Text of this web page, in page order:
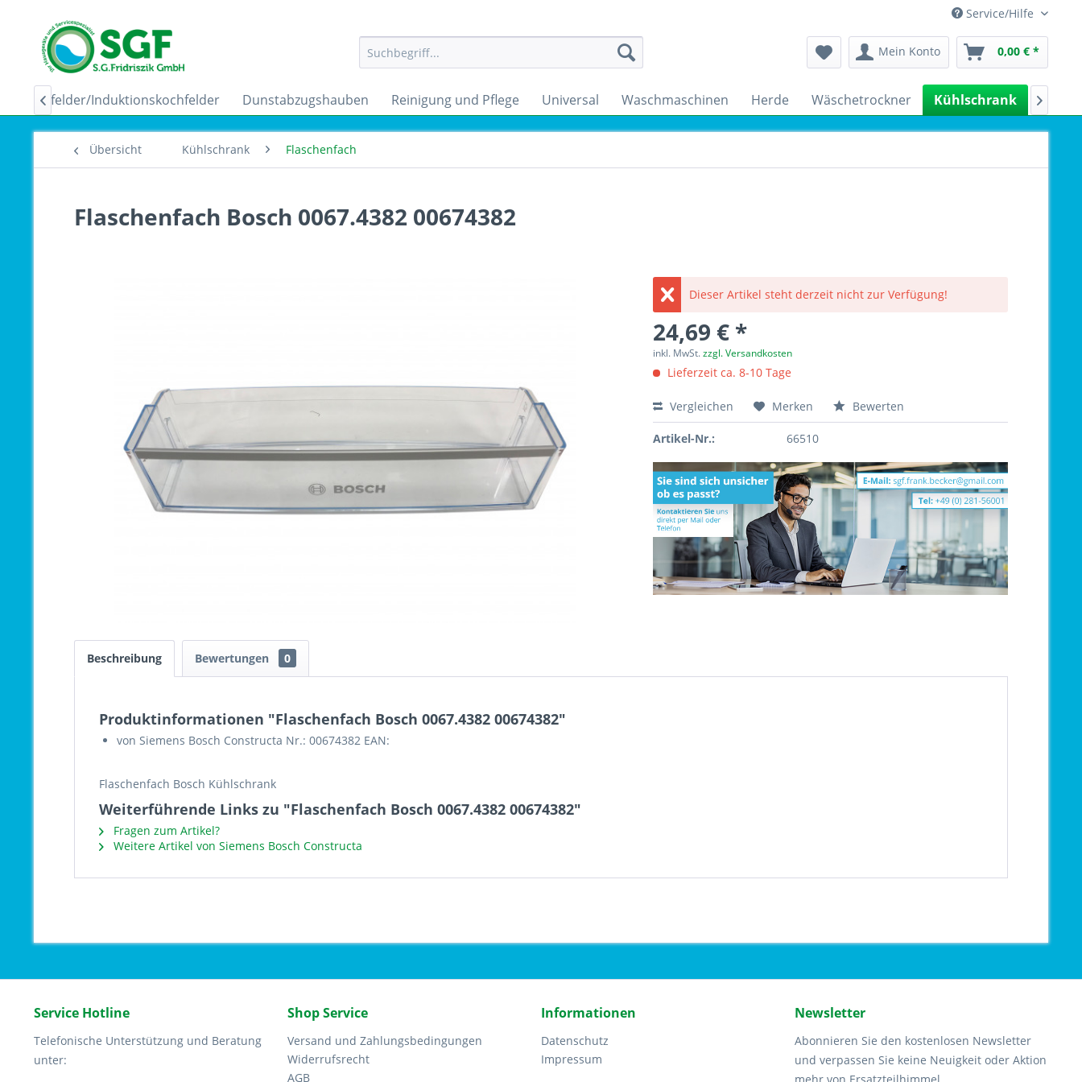
Service/Hilfe
Mein Konto 0,00 € *
Ceranfelder/Induktionskochfelder Dunstabzugshauben Reinigung und Pflege Universal Waschmaschinen Herde Wäschetrockner Kühlschrank
 
Übersicht Kühlschrank Flaschenfach
Flaschenfach Bosch 0067.4382 00674382
Dieser Artikel steht derzeit nicht zur Verfügung!
24,69 € *
inkl. MwSt.zzgl. Versandkosten
Lieferzeit ca. 8-10 Tage
Vergleichen Merken Bewerten
Artikel-Nr.: 66510
Beschreibung Bewertungen 0
Produktinformationen "Flaschenfach Bosch 0067.4382 00674382"
von Siemens Bosch Constructa Nr.: 00674382 EAN:
Flaschenfach Bosch Kühlschrank
Weiterführende Links zu "Flaschenfach Bosch 0067.4382 00674382"
Fragen zum Artikel?
Weitere Artikel von Siemens Bosch Constructa
Service Hotline
Telefonische Unterstützung und Beratung
unter:
Shop Service
Versand und Zahlungsbedingungen
Widerrufsrecht
AGB
Informationen
Datenschutz
Impressum
Newsletter
Abonnieren Sie den kostenlosen Newsletter
und verpassen Sie keine Neuigkeit oder Aktion